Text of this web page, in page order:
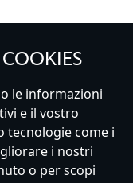
Mappa del Sito
le informazioni
e il vostro
tecnologie come i
i nostri
o per scopi